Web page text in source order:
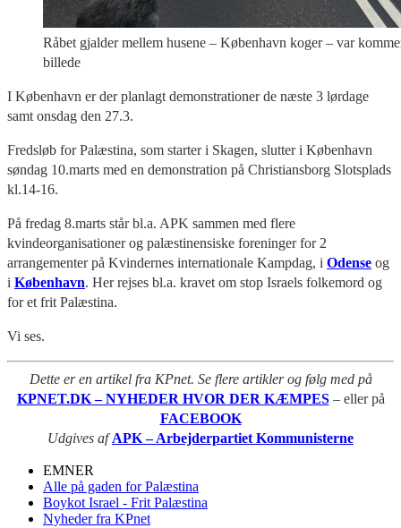
Råbet gjalder mellem husene – København koger – var
billede
I København er der planlagt demonstrationer de næste 3 lørdage
samt onsdag den 27.3.
Fredsløb for Palæstina, som starter i Skagen, slutter i København
søndag 10.marts med en demonstration på Christiansborg Slotsplads
kl.14-16.
På fredag 8.marts står bl.a. APK sammen med flere
kvindeorganisationer og palæstinensiske foreninger for 2
arrangementer på Kvindernes internationale Kampdag, i Odense og
i København. Her rejses bl.a. kravet om stop Israels folkemord og
for et frit Palæstina.
Vi ses.
Dette er en artikel fra KPnet. Se flere artikler og følg med på
KPNET.DK – NYHEDER HVOR DER KÆMPES – eller på
FACEBOOK
Udgives afAPK – Arbejderpartiet Kommunisterne
EMNER
Alle på gaden for Palæstina
Boykot Israel - Frit Palæstina
Nyheder fra KPnet